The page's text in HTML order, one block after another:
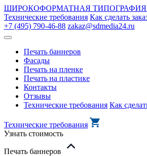
ШИРОКОФОРМАТНАЯ ТИПОГРАФИЯ
Технические требования Как сделать
+7 (495) 790-46-88 zakaz@sdmedia24.ru
Печать баннеров
Фасады
Печать на пленке
Печать на пластике
Контакты
Отзывы
Технические требования Как
Технические требования
Узнать стоимость
Печать баннеров